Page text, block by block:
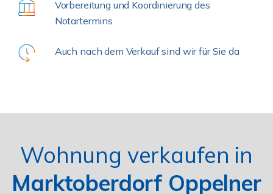
Vorbereitung und Koordinierung des
Notartermins
Auch nach dem Verkauf sind wir für Sie da
Wohnung verkaufen in
Marktoberdorf Oppelner